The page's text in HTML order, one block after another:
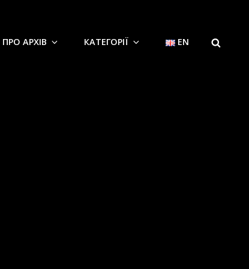
ПРО АРХІВ КАТЕГОРІЇ EN